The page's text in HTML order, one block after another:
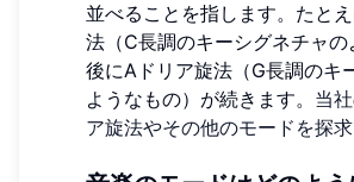
並べることを指します。たと
法（C長調のキーシグネチャ
後にAドリア旋法（G長調のキ
ようなもの）が続きます。 当
ア旋法やその他のモードを探